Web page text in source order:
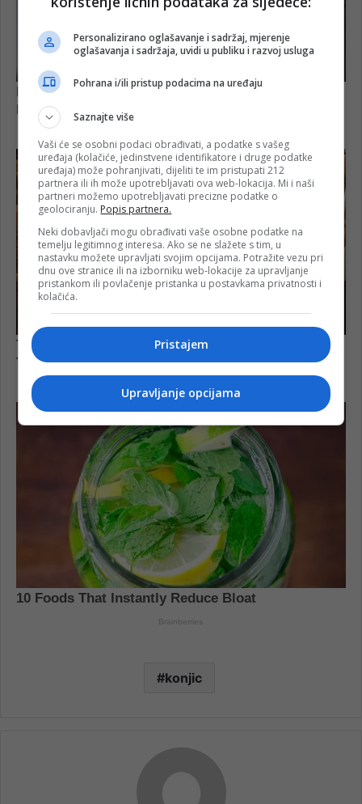
konjic
Personalizirano oglašavanje i sadržaj, mjerenje
oglašavanja i sadržaja, uvidi u publiku i razvoj usluga
Pohrana i/ili pristup podacima na uređaju
Saznajte više
Vaši će se osobni podaci obrađivati, a podatke s vašeg
uređaja (kolačiće, jedinstvene identifikatore i druge podatke
uređaja) može pohranjivati, dijeliti te im pristupati 212
partnera ili ih može upotrebljavati ova web-lokacija. Mi i naši
partneri možemo upotrebljavati precizne podatke o
geolociranju. Popis partnera.
Neki dobavljači mogu obrađivati vaše osobne podatke na
temelju legitimnog interesa. Ako se ne slažete s tim, u
nastavku možete upravljati svojim opcijama. Potražite vezu pri
dnu ove stranice ili na izborniku web-lokacije za upravljanje
pristankom ili povlačenje pristanka u postavkama privatnosti i
kolačića.
Pristajem
Upravljanje opcijama